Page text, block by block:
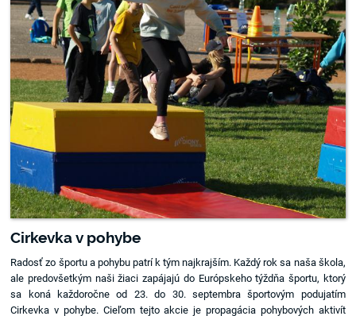
Cirkevka v pohybe
Radosť zo športu a pohybu patrí k tým najkrajším. Každý rok sa naša škola,
ale predovšetkým naši žiaci zapájajú do Európskeho týždňa športu, ktorý
sa koná každoročne od 23. do 30. septembra športovým podujatím
Cirkevka v pohybe. Cieľom tejto akcie je propagácia pohybových aktivít